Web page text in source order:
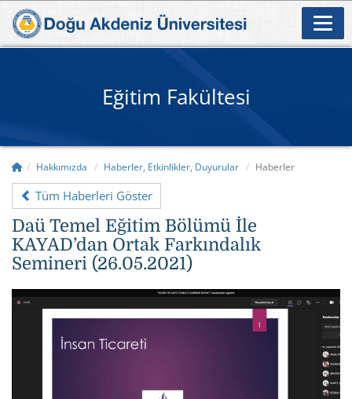
Eğitim Fakültesi
Hakkımızda Haberler, Etkinlikler, Duyurular Haberler
Tüm Haberleri Göster
Daü Temel Eğitim Bölümü İle
KAYAD’dan Ortak Farkındalık
Semineri (26.05.2021)